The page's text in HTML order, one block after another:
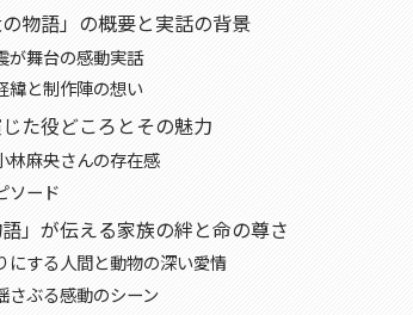
物語」の概要と実話の背景
が舞台の感動実話
緯と制作陣の想い
た役どころとその魅力
林麻央さんの存在感
ソード
語」が伝える家族の絆と命の尊さ
にする人間と動物の深い愛情
さぶる感動のシーン